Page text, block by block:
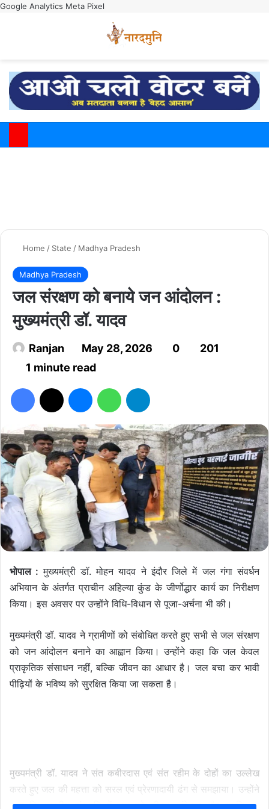
Google Analytics Meta Pixel
Home / State / Madhya Pradesh
Madhya Pradesh
जल संरक्षण को बनाये जन आंदोलन :
मुख्यमंत्री डॉ. यादव
Ranjan May 28, 2026 0
201
1 minute read
भोपाल :मुख्यमंत्री डॉ. मोहन यादव ने इंदौर जिले में जल गंगा संवर्धन
अभियान के अंतर्गत प्राचीन अहिल्या कुंड के जीर्णोद्धार कार्य का निरीक्षण
किया। इस अवसर पर उन्होंने विधि-विधान से पूजा-अर्चना भी की।
मुख्यमंत्री डॉ. यादव ने ग्रामीणों को संबोधित करते हुए सभी से जल संरक्षण
को जन आंदोलन बनाने का आह्वान किया। उन्होंने कहा कि जल केवल
प्राकृतिक संसाधन नहीं, बल्कि जीवन का आधार है। जल बचा कर भावी
पीढ़ियों के भविष्य को सुरक्षित किया जा सकता है।
मुख्यमंत्री डॉ. यादव ने संत कबीरदास एवं संत रहीम के दोहों का उल्लेख
करते हुए जल की महत्ता को सरल एवं प्रेरणादायी ढंग से समझाया। उन्होंने
कहा कि भारतीय संस्कृति में जल को जीवन, संवेदना और समृद्धि का